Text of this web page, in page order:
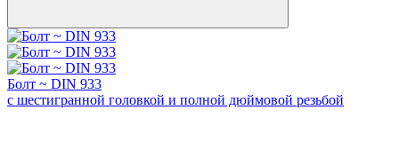
Болт ~ DIN 933
с шестигранной головкой и полной дюймовой резьбой